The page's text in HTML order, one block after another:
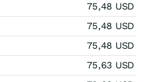
75,48 USD
75,48 USD
75,48 USD
75,63 USD